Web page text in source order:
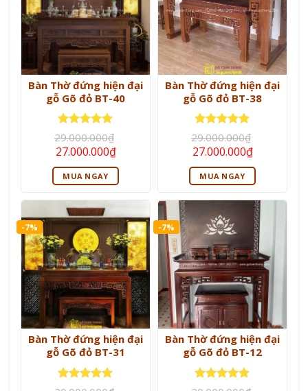
Bàn Thờ đứng hiện đại
gỗ Gõ đỏ BT-40
Được xếp
hạng5 5
sao
29.000.000₫
Giá
gốc
là:
29.000.000₫.
27.000.000₫Giá
hiện
tại
là:
MUA NGAY
Bàn Thờ đứng hiện đại
gỗ Gõ đỏ BT-38
Được xếp
hạng5 5
sao
29.000.000₫
Giá
gốc
là:
29.000.000₫.
27.000.000₫Giá
hiện
tại
là:
MUA NGAY
-7%
Bàn Thờ đứng hiện đại
gỗ Gõ đỏ BT-31
Được xếp
-7%
Bàn Thờ đứng hiện đại
gỗ Gõ đỏ BT-12
Được xếp